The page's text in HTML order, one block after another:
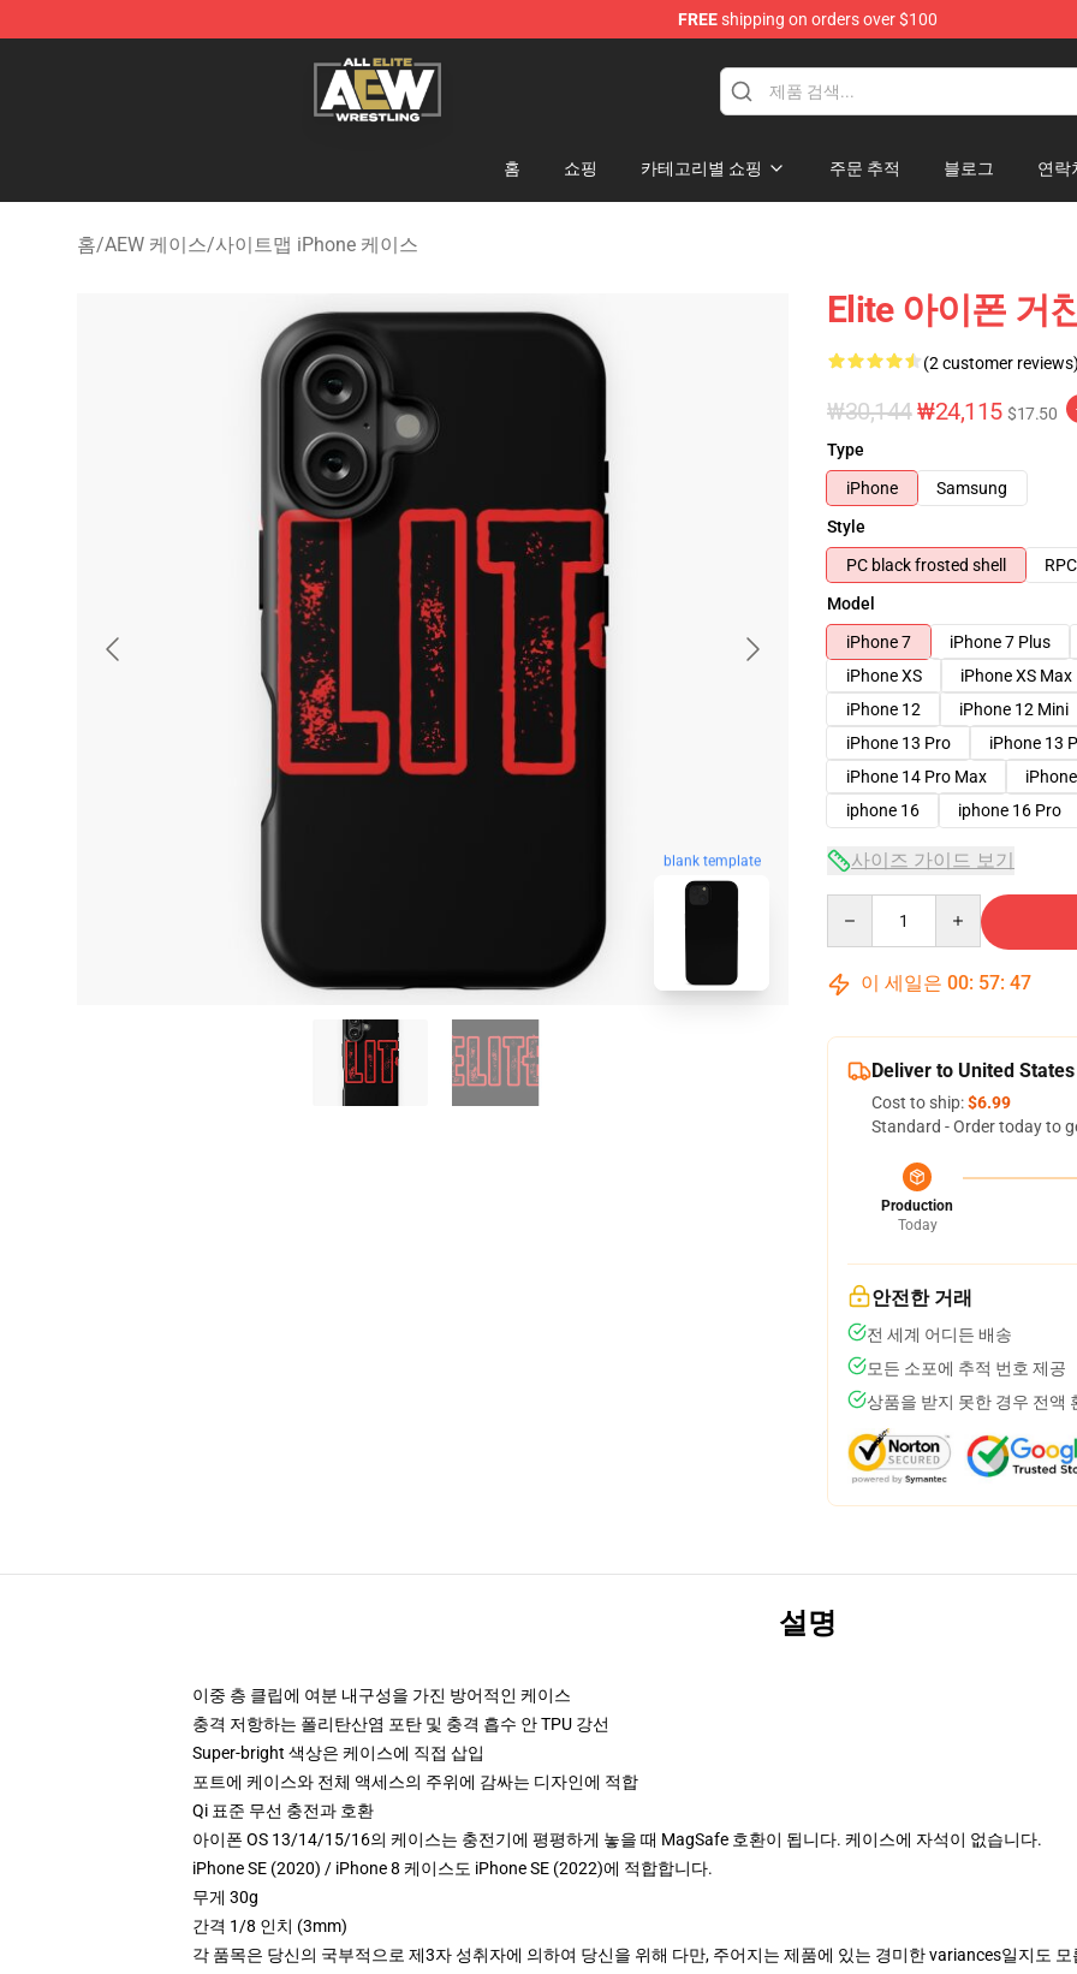
FREEshipping on orders over $100
Aew Shop ⚡️ Official Aew Merchandise Store
홈 쇼핑 카테고리별 쇼핑 주문 추적 블로그 연락
홈/AEW 케이스/사이트맵 iPhone 케이스
blank template
Elite 아이폰 거
(2 customer
₩30,144₩24,115 $17.50
Type
iPhone
Samsung
Style
PC black frosted shell
Model
iPhone 7
iPhone 7 Plus
iPhone XS
iPhone XS Max
iPhone 12
iPhone 12 Mini
iPhone 13 Pro
iPhone 13
iPhone 14 Pro Max
iphone 16
iphone 16 Pro
사이즈 가이드 보기
이 세일은 00: 57: 46
Deliver to United States
Cost to ship:$6.99
Standard - Order today to
Production
Today
안전한 거래
전 세계 어디든 배송
모든 소포에 추적 번호 제공
상품을 받지 못한 경우 전액
설명
이중 층 클립에 여분 내구성을 가진 방어적인 케이스
충격 저항하는 폴리탄산염 포탄 및 충격 흡수 안 TPU 강선
Super-bright 색상은 케이스에 직접 삽입
포트에 케이스와 전체 액세스의 주위에 감싸는 디자인에 적합
Qi 표준 무선 충전과 호환
아이폰 OS 13/14/15/16의 케이스는 충전기에 평평하게 놓을 때 MagSafe 호환이 됩니다. 케이스에 자석이 없습니다.
iPhone SE (2020) / iPhone 8 케이스도 iPhone SE (2022)에 적합합니다.
무게 30g
간격 1/8 인치 (3mm)
각 품목은 당신의 국부적으로 제3자 성취자에 의하여 당신을 위해 다만, 주어지는 제품에 있는 경미한 variances일지도